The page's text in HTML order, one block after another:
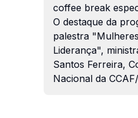
coffee break
O destaque da
palestra
Liderança",
Santos Ferreira,
Nacional da